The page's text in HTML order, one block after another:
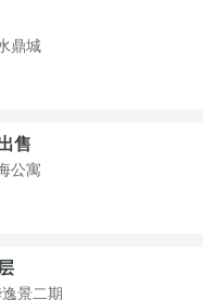
鼎城
售
公寓
景二期